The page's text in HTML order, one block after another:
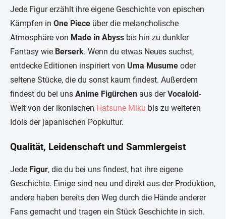
Jede Figur erzählt ihre eigene Geschichte von epischen
Kämpfen in One Piece über die melancholische
Atmosphäre von Made in Abyss bis hin zu dunkler
Fantasy wie Berserk. Wenn du etwas Neues suchst,
entdecke Editionen inspiriert von Uma Musume oder
seltene Stücke, die du sonst kaum findest. Außerdem
findest du bei uns Anime Figürchen aus derVocaloid-
Welt von der ikonischen Hatsune Miku bis zu weiteren
Idols der japanischen Popkultur.
Qualität, Leidenschaft und Sammlergeist
Jede Figur, die du bei uns findest, hat ihre eigene
Geschichte. Einige sind neu und direkt aus der Produktion,
andere haben bereits den Weg durch die Hände anderer
Fans gemacht und tragen ein Stück Geschichte in sich.